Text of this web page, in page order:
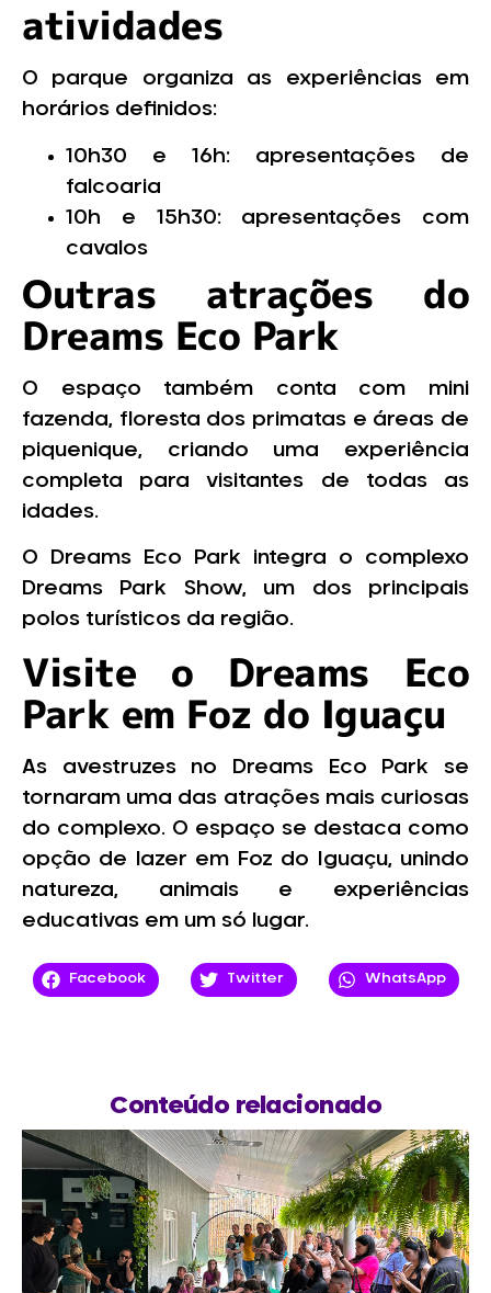
atividades
O parque organiza as experiências em
horários definidos:
10h30 e 16h: apresentações de
falcoaria
10h e 15h30: apresentações com
cavalos
Outras atrações do
Dreams Eco Park
O espaço também conta com mini
fazenda, floresta dos primatas e áreas de
piquenique, criando uma experiência
completa para visitantes de todas as
idades.
O Dreams Eco Park integra o complexo
Dreams Park Show, um dos principais
polos turísticos da região.
Visite o Dreams Eco
Park em Foz do Iguaçu
As avestruzes no Dreams Eco Park se
tornaram uma das atrações mais curiosas
do complexo. O espaço se destaca como
opção de lazer em Foz do Iguaçu, unindo
natureza, animais e experiências
educativas em um só lugar.
Facebook Twitter WhatsApp
Conteúdo relacionado